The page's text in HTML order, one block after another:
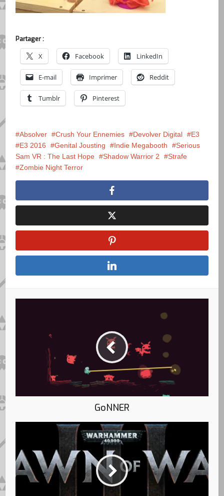
Partager :
X Facebook LinkedIn
E-mail Imprimer Reddit
Tumblr Pinterest
Absolver Crush Your Ennemies Devolver Digital
E3
E3 2016
Genital Jousting Indie Megabooth
Serious
Sam VR : The Last Hope
Shadow Warrior 2
Strafe
Zombie Night Terror
GoNNER